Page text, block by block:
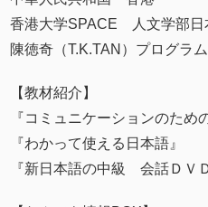
香港大学SPACE 人文学部日
陳徳奇（T.K.TAN）プログラ
【教材紹介】
『コミュニケーションのため
『わかって使える日本語』
『新日本語の中級 会話ＤＶＤ